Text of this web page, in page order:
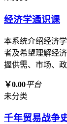
经济学通识课
本系统介绍经济
者及希望理解经
握供需、市场、
￥0.00平台
未分类
千年贸易战争